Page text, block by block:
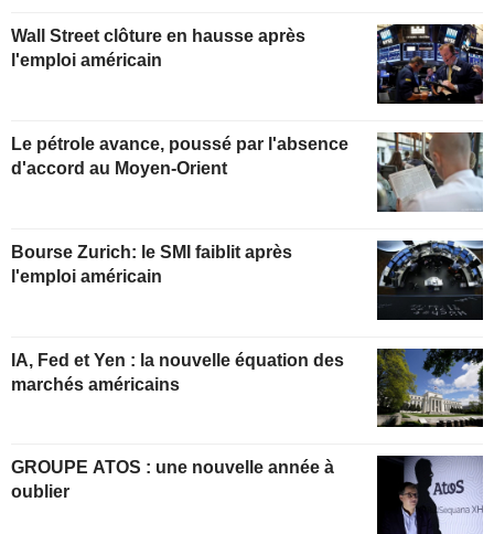
Wall Street clôture en hausse après
l'emploi américain
Le pétrole avance, poussé par l'absence
d'accord au Moyen-Orient
Bourse Zurich: le SMI faiblit après
l'emploi américain
IA, Fed et Yen : la nouvelle équation des
marchés américains
GROUPE ATOS : une nouvelle année à
oublier